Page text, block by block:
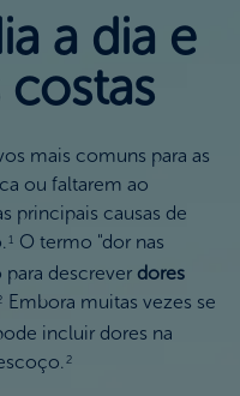
a dia e
costas
mais comuns para as
ou faltarem ao
principais causas de
1
O termo "dor nas
descrever dores
Embora muitas vezes se
incluir dores na
2